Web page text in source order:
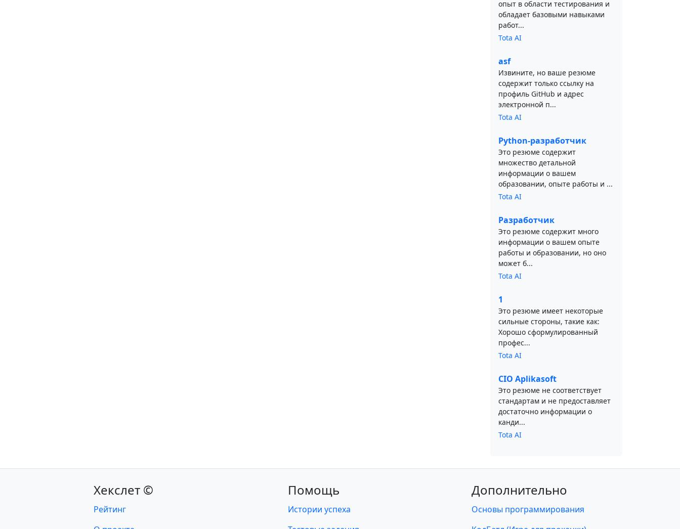
опыт в области тестирования и
обладает базовыми навыками
работ...
Tota AI
asf
Извините, но ваше резюме
содержит только ссылку на
профиль GitHub и адрес
электронной п...
Tota AI
Python-разработчик
Это резюме содержит
множество детальной
информации о вашем
образовании, опыте работы и ...
Tota AI
Разработчик
Это резюме содержит много
информации о вашем опыте
работы и образовании, но оно
может б...
Tota AI
1
Это резюме имеет некоторые
сильные стороны, такие как:
Хорошо сформулированный
профес...
Tota AI
CIO Aplikasoft
Это резюме не соответствует
стандартам и не предоставляет
достаточно информации о
канди...
Tota AI
Хекслет ©
Рейтинг
Помощь
Истории успеха
Дополнительно
Основы программирования